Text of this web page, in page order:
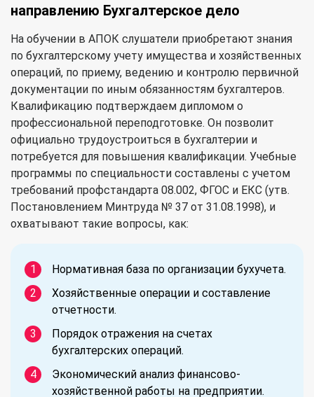
направлению Бухгалтерское дело
На обучении в АПОК слушатели приобретают знания
по бухгалтерскому учету имущества и хозяйственных
операций, по приему, ведению и контролю первичной
документации по иным обязанностям бухгалтеров.
Квалификацию подтверждаем дипломом о
профессиональной переподготовке. Он позволит
официально трудоустроиться в бухгалтерии и
потребуется для повышения квалификации. Учебные
программы по специальности составлены с учетом
требований профстандарта 08.002, ФГОС и ЕКС (утв.
Постановлением Минтруда № 37 от 31.08.1998), и
охватывают такие вопросы, как:
Нормативная база по организации бухучета.
Хозяйственные операции и составление
отчетности.
Порядок отражения на счетах
бухгалтерских операций.
Экономический анализ финансово-
хозяйственной работы на предприятии.